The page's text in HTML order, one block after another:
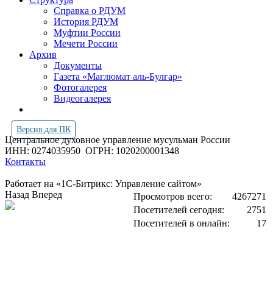
Справка о РДУМ
История РДУМ
Муфтии России
Мечети России
Архив
Документы
Газета «Маглюмат аль-Булгар»
Фотогалерея
Видеогалерея
Версия для ПК
Центральное духовное управление мусульман России
ИНН: 0274035950 ОГРН: 1020200001348
Контакты
Работает на «1С-Битрикс: Управление сайтом»
Просмотров всего:
4267271
Посетителей сегодня:
2751
Посетителей в онлайн:
17
Назад Вперед